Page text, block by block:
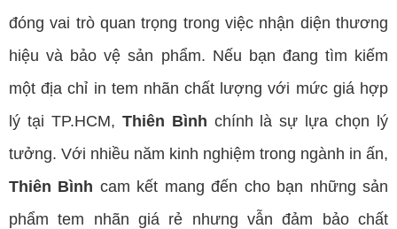
đóng vai trò quan trọng trong việc nhận diện thương
hiệu và bảo vệ sản phẩm. Nếu bạn đang tìm kiếm
một địa chỉ in tem nhãn chất lượng với mức giá hợp
lý tại TP.HCM, Thiên Bình chính là sự lựa chọn lý
tưởng. Với nhiều năm kinh nghiệm trong ngành in ấn,
Thiên Bình cam kết mang đến cho bạn những sản
phẩm tem nhãn giá rẻ nhưng vẫn đảm bảo chất